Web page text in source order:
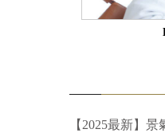
【2025最新】